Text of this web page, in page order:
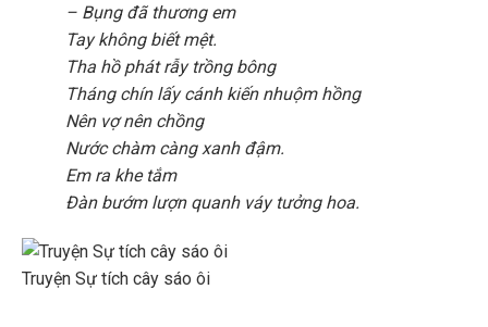
– Bụng đã thương em
Tay không biết mệt.
Tha hồ phát rẫy trồng bông
Tháng chín lấy cánh kiến nhuộm hồng
Nên vợ nên chồng
Nước chàm càng xanh đậm.
Em ra khe tắm
Đàn bướm lượn quanh váy tưởng hoa.
Truyện Sự tích cây sáo ôi